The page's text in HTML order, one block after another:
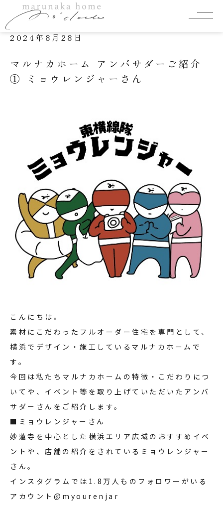
marunaka homeの日常
2024年8月28日
マルナカホーム アンバサダーご紹介
① ミョウレンジャーさん
こんにちは。
素材にこだわったフルオーダー住宅を専門として、
横浜でデザイン・施工しているマルナカホームで
す。
今回は私たちマルナカホームの特徴・こだわりにつ
いてや、イベント等を取り上げていただいたアンバ
サダーさんをご紹介します。
■ミョウレンジャーさん
妙蓮寺を中心とした横浜エリア広域のおすすめイベ
ントや、店舗の紹介をされているミョウレンジャー
さん。
インスタグラムでは1.8万人ものフォロワーがいる
アカウント @myourenjar